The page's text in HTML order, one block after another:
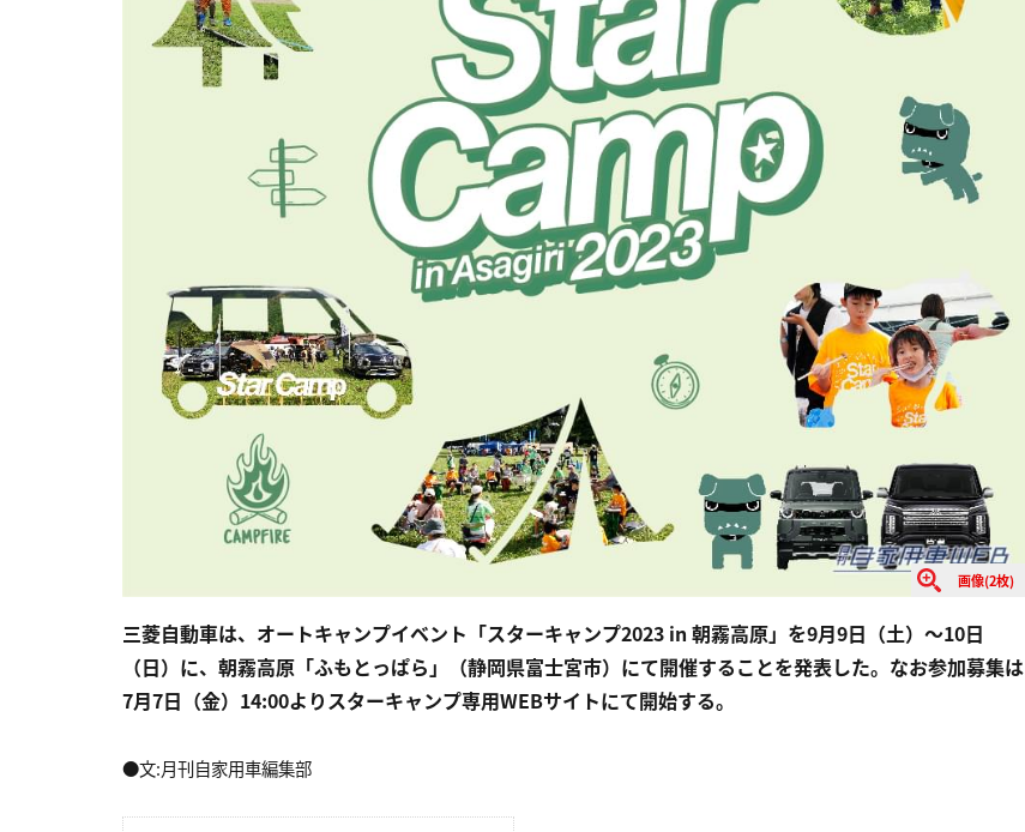
画像(2枚)
三菱自動車は、オートキャンプイベント「スターキャンプ2023 in 朝霧高原」を9月9日（土）～10日
（日）に、朝霧高原「ふもとっぱら」（静岡県富士宮市）にて開催することを発表した。なお参加募集は
7月7日（金）14:00よりスターキャンプ専用WEBサイトにて開始する。
●文:月刊自家用車編集部